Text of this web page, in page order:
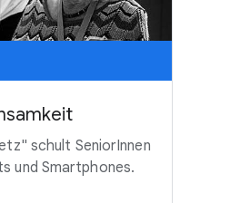
schult SeniorInnen
und Smartphones.